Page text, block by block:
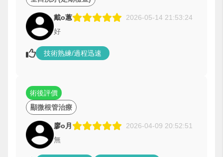
戴o蕙
2026-05-14 21:53:24
好
技術熟練/過程迅速
顯微根管治療
術後評價
廖o月
2026-04-09 20:52:51
無